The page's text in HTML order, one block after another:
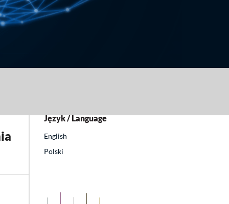
Język / Language
English
Polski